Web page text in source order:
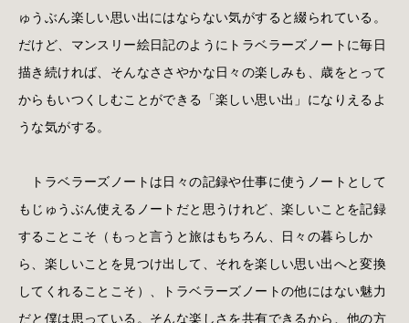
ゅうぶん楽しい思い出にはならない気がすると綴られている。
だけど、マンスリー絵日記のようにトラベラーズノートに毎日
描き続ければ、そんなささやかな日々の楽しみも、歳をとって
からもいつくしむことができる「楽しい思い出」になりえるよ
うな気がする。
トラベラーズノートは日々の記録や仕事に使うノートとして
もじゅうぶん使えるノートだと思うけれど、楽しいことを記録
することこそ（もっと言うと旅はもちろん、日々の暮らしか
ら、楽しいことを見つけ出して、それを楽しい思い出へと変換
してくれることこそ）、トラベラーズノートの他にはない魅力
だと僕は思っている。そんな楽しさを共有できるから、他の方